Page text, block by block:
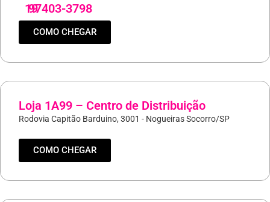
19
97403-3798
COMO CHEGAR
Loja 1A99 – Centro de Distribuição
Rodovia Capitão Barduino, 3001 - Nogueiras Socorro/SP
COMO CHEGAR